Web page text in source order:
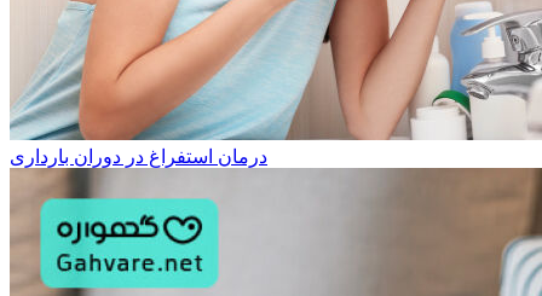
درمان استفراغ در دوران بارداری